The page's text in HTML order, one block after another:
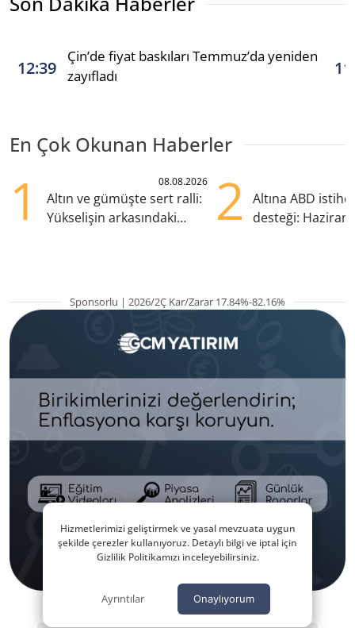
12:39
Çin’de fiyat baskıları Temmuz’da yeniden
zayıfladı
En Çok Okunan Haberler
1 08.08.2026
Altın ve gümüşte sert ralli:
Yükselişin arkasındaki
2
Altına ABD
desteği:
Sponsorlu | 2026/2Ç Kar/Zarar 17.84%-82.16%
Hizmetlerimizi geliştirmek ve yasal mevzuata uygun
şekilde çerezler kullanıyoruz. Detaylı bilgi ve iptal için
Gizlilik Politikamızı inceleyebilirsiniz.
Ayrıntılar Onaylıyorum